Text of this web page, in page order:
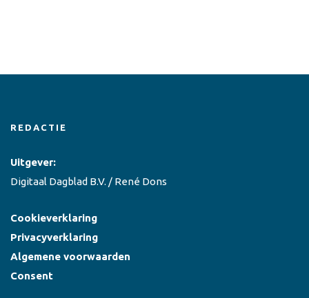
REDACTIE
Uitgever:
Digitaal Dagblad B.V. / René Dons
Cookieverklaring
Privacyverklaring
Algemene voorwaarden
Consent